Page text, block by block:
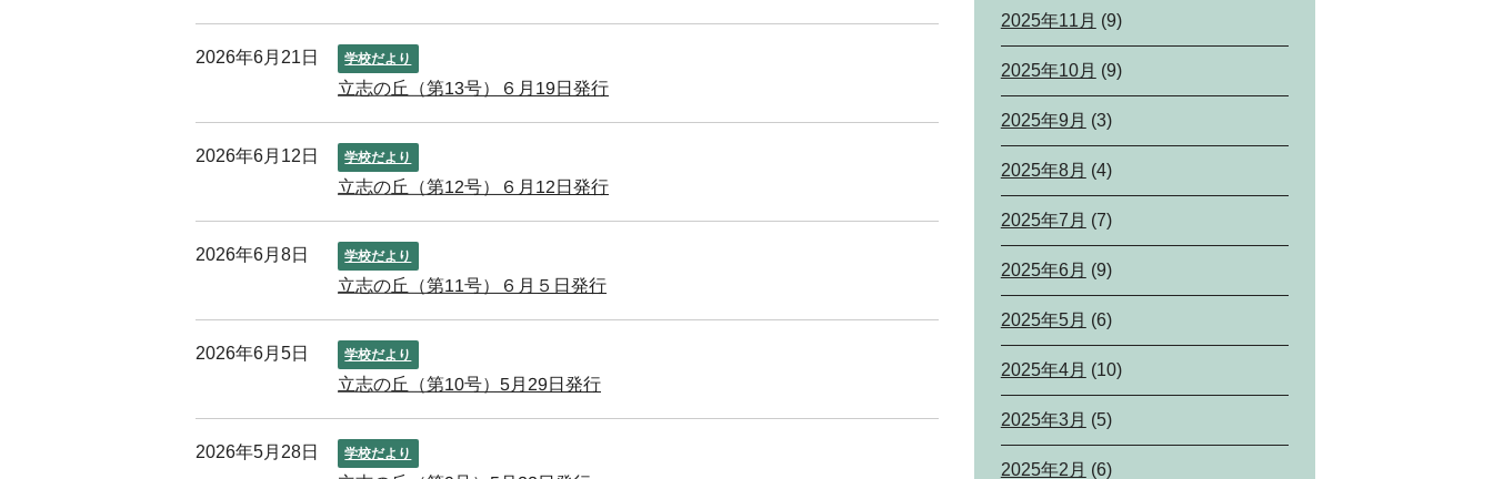
2026年6月21日 学校だより
立志の丘（第13号）６月19日発行
2026年6月12日 学校だより
立志の丘（第12号）６月12日発行
2026年6月8日 学校だより
立志の丘（第11号）６月５日発行
2026年6月5日 学校だより
立志の丘（第10号）5月29日発行
2026年5月28日 学校だより
2025年11月 (9)
2025年10月 (9)
2025年9月 (3)
2025年8月 (4)
2025年7月 (7)
2025年6月 (9)
2025年5月 (6)
2025年4月 (10)
2025年3月 (5)
2025年2月 (6)